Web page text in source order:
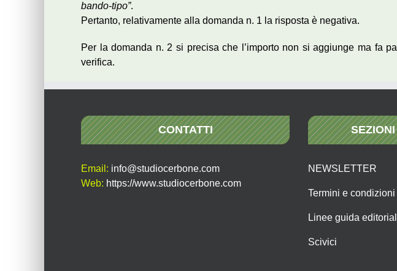
bando-tipo”.
Pertanto, relativamente alla domanda n. 1 la risposta è negativa.
Per la domanda n. 2 si precisa che l’importo non si aggiunge ma fa
verifica.
CONTATTI
Email: info@studiocerbone.com
Web: https://www.studiocerbone.com
NEWSLETTER
Termini e
Linee guida
Scivici